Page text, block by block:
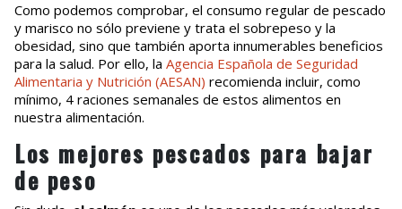
Como podemos comprobar, el consumo regular de pescado
y marisco no sólo previene y trata el sobrepeso y la
obesidad, sino que también aporta innumerables beneficios
para la salud. Por ello, la Agencia Española de Seguridad
Alimentaria y Nutrición (AESAN) recomienda incluir, como
mínimo, 4 raciones semanales de estos alimentos en
nuestra alimentación.
Los mejores pescados para bajar
de peso